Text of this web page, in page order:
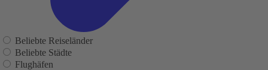
Beliebte Reiseländer
Beliebte Städte
Flughäfen